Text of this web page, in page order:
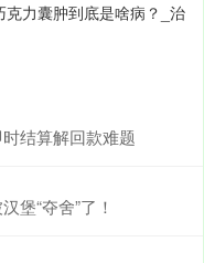
克力囊肿到底是啥病？_治
结算解回款难题
堡“夺舍”了！